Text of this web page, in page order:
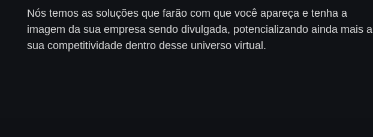
Nós temos as soluções que farão com que você apareça e tenha a
imagem da sua empresa sendo divulgada, potencializando ainda mais a
sua competitividade dentro desse universo virtual.